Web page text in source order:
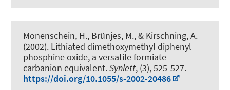
Monenschein, H., Brünjes, M., & Kirschning, A.
(2002). Lithiated dimethoxymethyl diphenyl
phosphine oxide, a versatile formiate
carbanion equivalent.Synlett, (3), 525-527.
https://doi.org/10.1055/s-2002-20486